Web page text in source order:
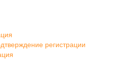
регистрации